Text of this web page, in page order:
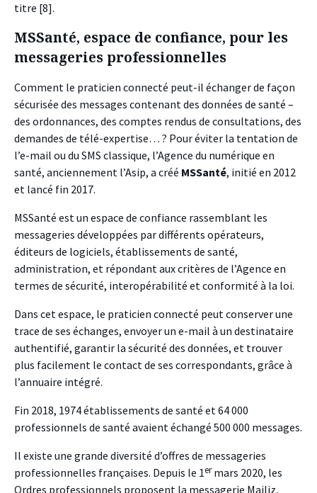
titre [8].
MSSanté, espace de confiance, pour les
messageries professionnelles
Comment le praticien connecté peut-il échanger de façon
sécurisée des messages contenant des données de santé –
des ordonnances, des comptes rendus de consultations, des
demandes de télé-expertise… ? Pour éviter la tentation de
l’e-mail ou du SMS classique, l’Agence du numérique en
santé, anciennement l’Asip, a créé MSSanté, initié en 2012
et lancé fin 2017.
MSSanté est un espace de confiance rassemblant les
messageries développées par différents opérateurs,
éditeurs de logiciels, établissements de santé,
administration, et répondant aux critères de l’Agence en
termes de sécurité, interopérabilité et conformité à la loi.
Dans cet espace, le praticien connecté peut conserver une
trace de ses échanges, envoyer un e-mail à un destinataire
authentifié, garantir la sécurité des données, et trouver
plus facilement le contact de ses correspondants, grâce à
l’annuaire intégré.
Fin 2018, 1974 établissements de santé et 64 000
professionnels de santé avaient échangé 500 000 messages.
Il existe une grande diversité d’offres de messageries
professionnelles françaises. Depuis le 1ermars 2020, les
Ordres professionnels proposent la messagerie Mailiz,